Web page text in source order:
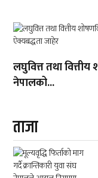
लघुवित्त तथा
नेपालको...
ताजा